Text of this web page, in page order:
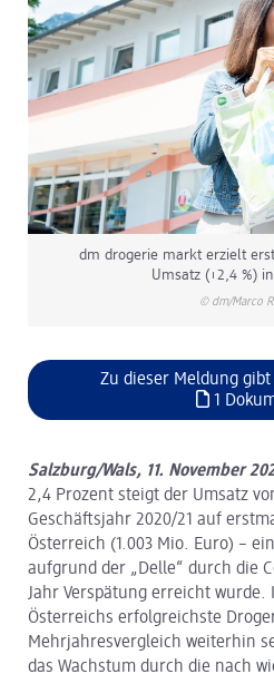
dm drogerie markt erzielt
Umsatz (+2,4 %)
© dm/Marco
Zu dieser Meldung gibt
1
Salzburg/Wals, 11. November
2,4 Prozent steigt der Umsatz
Geschäftsjahr 2020/21 auf
Österreich (1.003 Mio. Euro) –
aufgrund der „Delle“ durch die
Jahr Verspätung erreicht wurde.
Österreichs erfolgreichste
Mehrjahresvergleich weiterhin
das Wachstum durch die nach